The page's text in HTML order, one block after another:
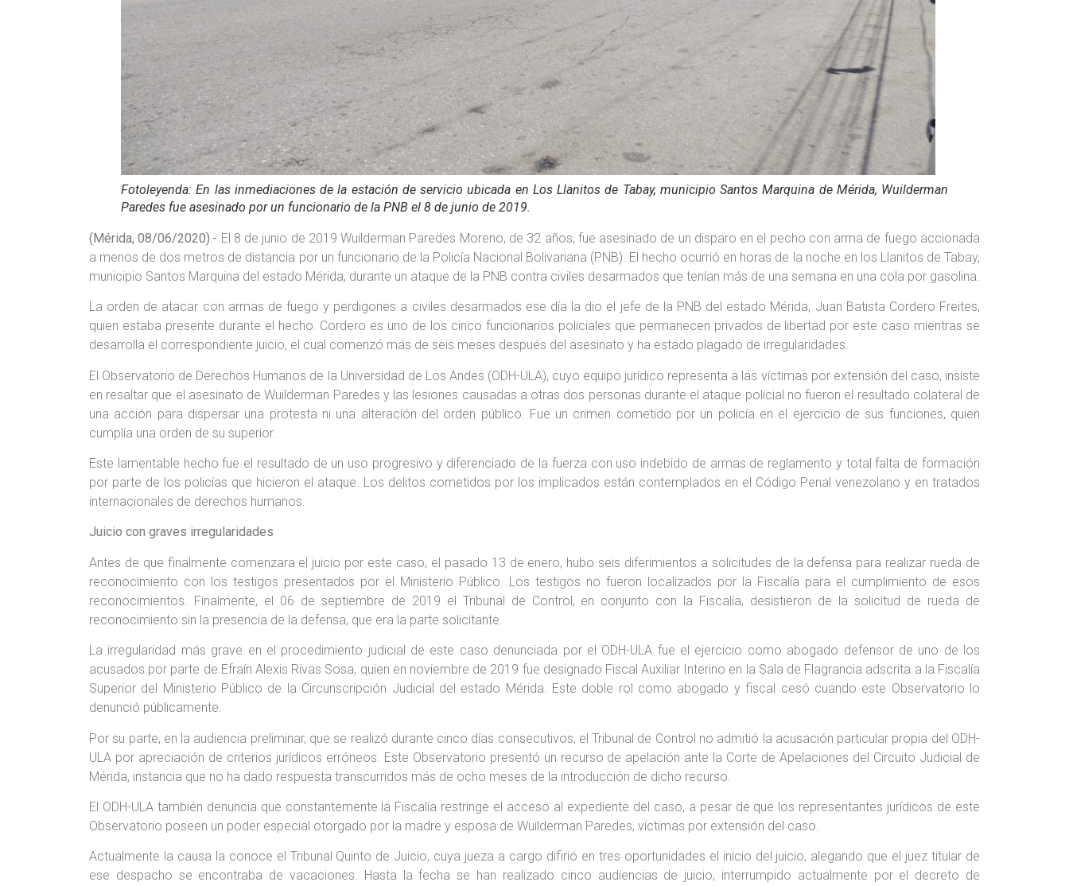
Fotoleyenda: En las inmediaciones de la estación de servicio ubicada en Los Llanitos de Tabay, municipio Santos Marquina de Mérida, Wuilderman
Paredes fue asesinado por un funcionario de la PNB el 8 de junio de 2019.
(Mérida, 08/06/2020).- El 8 de junio de 2019 Wuilderman Paredes Moreno, de 32 años, fue asesinado de un disparo en el pecho con arma de fuego accionada
a menos de dos metros de distancia por un funcionario de la Policía Nacional Bolivariana (PNB). El hecho ocurrió en horas de la noche en los Llanitos de Tabay,
municipio Santos Marquina del estado Mérida, durante un ataque de la PNB contra civiles desarmados que tenían más de una semana en una cola por gasolina.
La orden de atacar con armas de fuego y perdigones a civiles desarmados ese día la dio el jefe de la PNB del estado Mérida, Juan Batista Cordero Freites,
quien estaba presente durante el hecho. Cordero es uno de los cinco funcionarios policiales que permanecen privados de libertad por este caso mientras se
desarrolla el correspondiente juicio, el cual comenzó más de seis meses después del asesinato y ha estado plagado de irregularidades.
El Observatorio de Derechos Humanos de la Universidad de Los Andes (ODH-ULA), cuyo equipo jurídico representa a las víctimas por extensión del caso, insiste
en resaltar que el asesinato de Wuilderman Paredes y las lesiones causadas a otras dos personas durante el ataque policial no fueron el resultado colateral de
una acción para dispersar una protesta ni una alteración del orden público. Fue un crimen cometido por un policía en el ejercicio de sus funciones, quien
cumplía una orden de su superior.
Este lamentable hecho fue el resultado de un uso progresivo y diferenciado de la fuerza con uso indebido de armas de reglamento y total falta de formación
por parte de los policías que hicieron el ataque. Los delitos cometidos por los implicados están contemplados en el Código Penal venezolano y en tratados
internacionales de derechos humanos.
Juicio con graves irregularidades
Antes de que finalmente comenzara el juicio por este caso, el pasado 13 de enero, hubo seis diferimientos a solicitudes de la defensa para realizar rueda de
reconocimiento con los testigos presentados por el Ministerio Público. Los testigos no fueron localizados por la Fiscalía para el cumplimiento de esos
reconocimientos. Finalmente, el 06 de septiembre de 2019 el Tribunal de Control, en conjunto con la Fiscalía, desistieron de la solicitud de rueda de
reconocimiento sin la presencia de la defensa, que era la parte solicitante.
La irregularidad más grave en el procedimiento judicial de este caso denunciada por el ODH-ULA fue el ejercicio como abogado defensor de uno de los
acusados por parte de Efraín Alexis Rivas Sosa, quien en noviembre de 2019 fue designado Fiscal Auxiliar Interino en la Sala de Flagrancia adscrita a la Fiscalía
Superior del Ministerio Público de la Circunscripción Judicial del estado Mérida. Este doble rol como abogado y fiscal cesó cuando este Observatorio lo
denunció públicamente.
Por su parte, en la audiencia preliminar, que se realizó durante cinco días consecutivos, el Tribunal de Control no admitió la acusación particular propia del ODH-
ULA por apreciación de criterios jurídicos erróneos. Este Observatorio presentó un recurso de apelación ante la Corte de Apelaciones del Circuito Judicial de
Mérida, instancia que no ha dado respuesta transcurridos más de ocho meses de la introducción de dicho recurso.
El ODH-ULA también denuncia que constantemente la Fiscalía restringe el acceso al expediente del caso, a pesar de que los representantes jurídicos de este
Observatorio poseen un poder especial otorgado por la madre y esposa de Wuilderman Paredes, víctimas por extensión del caso.
Actualmente la causa la conoce el Tribunal Quinto de Juicio, cuya jueza a cargo difirió en tres oportunidades el inicio del juicio, alegando que el juez titular de
ese despacho se encontraba de vacaciones. Hasta la fecha se han realizado cinco audiencias de juicio, interrumpido actualmente por el decreto de